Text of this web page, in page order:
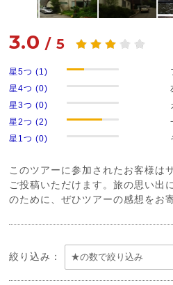
3.0 /5
星5つ (1)
星4つ (0)
星3つ (0)
星2つ (2)
星1つ (0)
このツアーに参加されたお客様は
ご投稿いただけます。旅の思い出
のために、ぜひツアーの感想をお
絞り込み：